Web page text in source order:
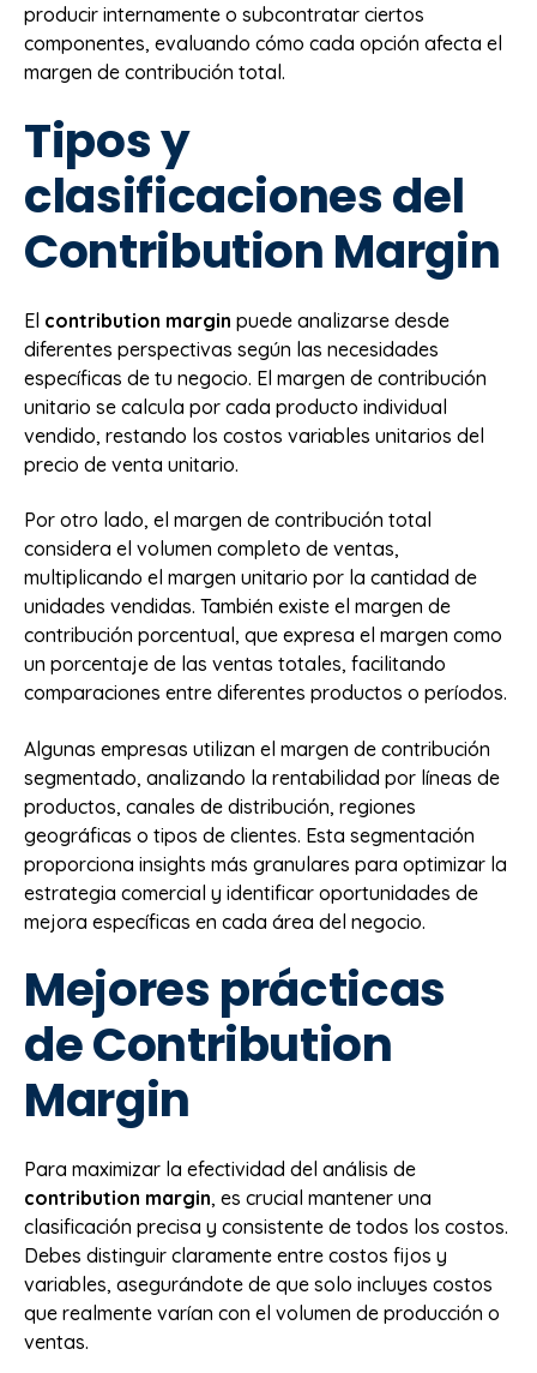
producir internamente o subcontratar ciertos
componentes, evaluando cómo cada opción afecta el
margen de contribución total.
Tipos y
clasificaciones del
Contribution Margin
El contribution margin puede analizarse desde
diferentes perspectivas según las necesidades
específicas de tu negocio. El margen de contribución
unitario se calcula por cada producto individual
vendido, restando los costos variables unitarios del
precio de venta unitario.
Por otro lado, el margen de contribución total
considera el volumen completo de ventas,
multiplicando el margen unitario por la cantidad de
unidades vendidas. También existe el margen de
contribución porcentual, que expresa el margen como
un porcentaje de las ventas totales, facilitando
comparaciones entre diferentes productos o períodos.
Algunas empresas utilizan el margen de contribución
segmentado, analizando la rentabilidad por líneas de
productos, canales de distribución, regiones
geográficas o tipos de clientes. Esta segmentación
proporciona insights más granulares para optimizar la
estrategia comercial y identificar oportunidades de
mejora específicas en cada área del negocio.
Mejores prácticas
de Contribution
Margin
Para maximizar la efectividad del análisis de
contribution margin, es crucial mantener una
clasificación precisa y consistente de todos los costos.
Debes distinguir claramente entre costos fijos y
variables, asegurándote de que solo incluyes costos
que realmente varían con el volumen de producción o
ventas.